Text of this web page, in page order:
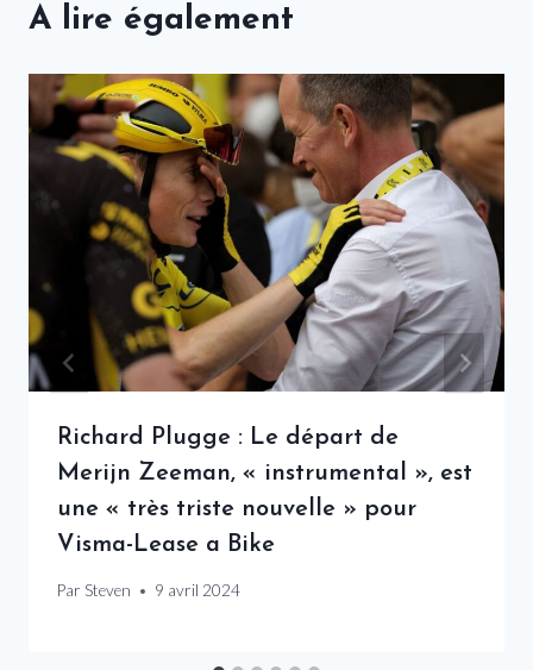
A lire également
Richard Plugge : Le départ de
Merijn Zeeman, « instrumental », est
une « très triste nouvelle » pour
Visma-Lease a Bike
Par Steven 9 avril 2024